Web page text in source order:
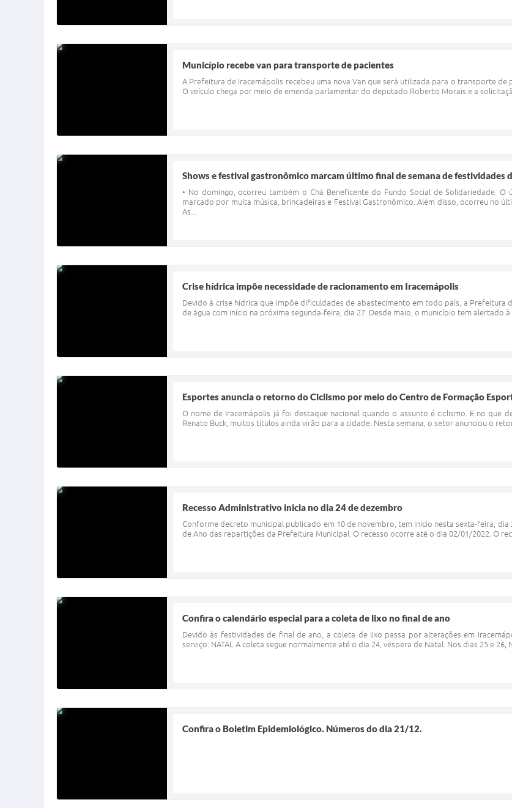
Município recebe van para transporte de pacientes
A Prefeitura de Iracemápolis recebeu uma nova Van que será utilizada para o transporte
O veículo chega por meio de emenda parlamentar do deputado Roberto Morais e a
Shows e festival gastronômico marcam último final de semana de festividades
• No domingo, ocorreu também o Chá Beneficente do Fundo Social de Solidariedade.
marcado por muita música, brincadeiras e Festival Gastronômico. Além disso, ocorreu no
As...
Crise hídrica impõe necessidade de racionamento em Iracemápolis
Devido à crise hídrica que impõe dificuldades de abastecimento em todo país, a
de água com início na próxima segunda-feira, dia 27. Desde maio, o município tem alertado
Esportes anuncia o retorno do Ciclismo por meio do Centro de Formação
O nome de Iracemápolis já foi destaque nacional quando o assunto é ciclismo. E no
Renato Buck, muitos títulos ainda virão para a cidade. Nesta semana, o setor anunciou o
Recesso Administrativo inicia no dia 24 de dezembro
Conforme decreto municipal publicado em 10 de novembro, tem início nesta sexta-feira,
de Ano das repartições da Prefeitura Municipal. O recesso ocorre até o dia 02/01/2022. O
Confira o calendário especial para a coleta de lixo no final de ano
Devido às festividades de final de ano, a coleta de lixo passa por alterações em
serviço: NATAL A coleta segue normalmente até o dia 24, véspera de Natal. Nos dias 25 e
Confira o Boletim Epidemiológico. Números do dia 21/12.